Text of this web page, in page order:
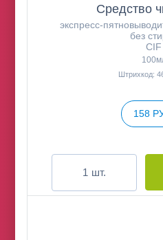
Средство
экспресс-
без
CIF
Штрихкод:
158
шт.